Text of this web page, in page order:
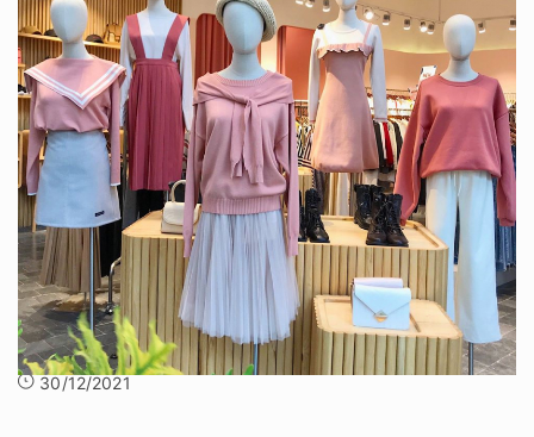
Những lưu ý cần nhớ khi setup shop quần áo nữ
Trong bài viết trước, chúng tôi đã chia sẻ tới quý
bạn đọc cách setup shop quần áo đẹp, hiệu
30/12/2021